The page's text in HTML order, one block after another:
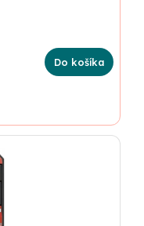
Do košíka